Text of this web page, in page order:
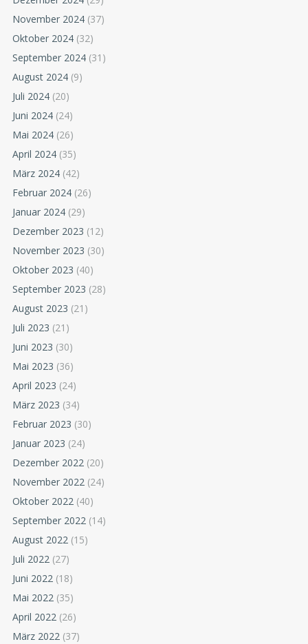
November 2024 (37)
Oktober 2024 (32)
September 2024 (31)
August 2024 (9)
Juli 2024 (20)
Juni 2024 (24)
Mai 2024 (26)
April 2024 (35)
März 2024 (42)
Februar 2024 (26)
Januar 2024 (29)
Dezember 2023 (12)
November 2023 (30)
Oktober 2023 (40)
September 2023 (28)
August 2023 (21)
Juli 2023 (21)
Juni 2023 (30)
Mai 2023 (36)
April 2023 (24)
März 2023 (34)
Februar 2023 (30)
Januar 2023 (24)
Dezember 2022 (20)
November 2022 (24)
Oktober 2022 (40)
September 2022 (14)
August 2022 (15)
Juli 2022 (27)
Juni 2022 (18)
Mai 2022 (35)
April 2022 (26)
März 2022 (37)